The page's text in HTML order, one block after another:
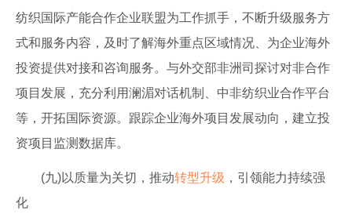
纺织国际产能合作企业联盟为工作抓手，不断升级服务方
式和服务内容，及时了解海外重点区域情况、为企业海外
投资提供对接和咨询服务。与外交部非洲司探讨对非合作
项目发展，充分利用澜湄对话机制、中非纺织业合作平台
等，开拓国际资源。跟踪企业海外项目发展动向，建立投
资项目监测数据库。
(九)以质量为关切，推动转型升级 ，引领能力持续强
化